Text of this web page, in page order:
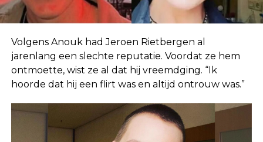
Volgens Anouk had Jeroen Rietbergen al
jarenlang een slechte reputatie. Voordat ze hem
ontmoette, wist ze al dat hij vreemdging. “Ik
hoorde dat hij een flirt was en altijd ontrouw was.”